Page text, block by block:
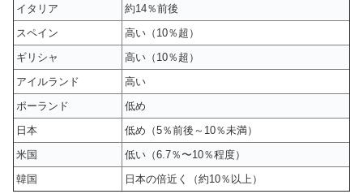
イタリア
約14％前後
スペイン
高い（10％超）
ギリシャ
高い（10％超）
アイルランド
高い
ポーランド
低め
日本
低め（5％前後～10％未満）
米国
低い（6.7％〜10％程度）
韓国
日本の倍近く（約10％以上）